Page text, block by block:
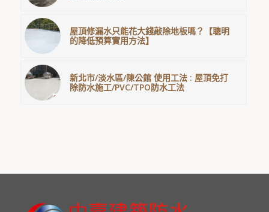
屋頂修漏水只能花大錢敲除地板嗎？【聰明
的降低預算實用方法】
新北市/淡水區/陳公館 使用工法 : 屋頂免打
除防水施工/PVC/TPO防水工法